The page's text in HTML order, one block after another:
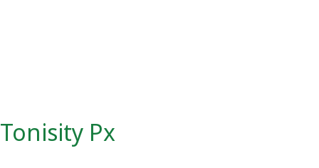
Tonisity Px